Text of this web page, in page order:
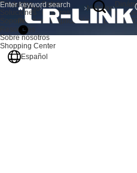
Productos
Soluciones
Soporte
Resources
Sobre nosotros
Shopping Center
Español
Inicio Sobre
nosotros
Noticias
Práctica de aplicación del